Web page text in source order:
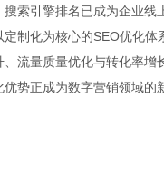
索引擎排名已成为企业线
制化为核心的SEO优化
流量质量优化与转化率
势正成为数字营销领域的